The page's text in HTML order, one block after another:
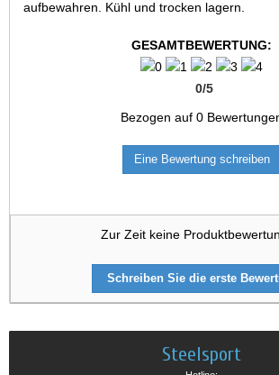
aufbewahren. Kühl und trocken lagern.
GESAMTBEWERTUNG:
0/5
Bezogen auf 0
Eine Bewertung schreiben
Zur Zeit keine
Schreiben Sie die erste
Steelsport